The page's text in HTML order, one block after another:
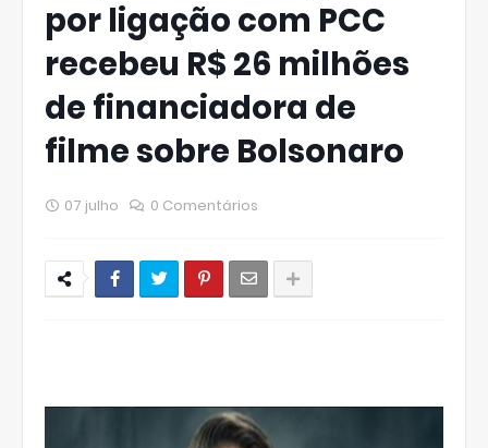
por ligação com PCC
recebeu R$ 26 milhões
de financiadora de
filme sobre Bolsonaro
07 julho 0 Comentários